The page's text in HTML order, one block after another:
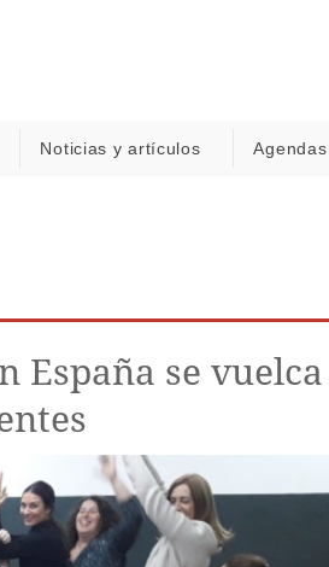
Noticias y artículos Agendas
España se vuelca